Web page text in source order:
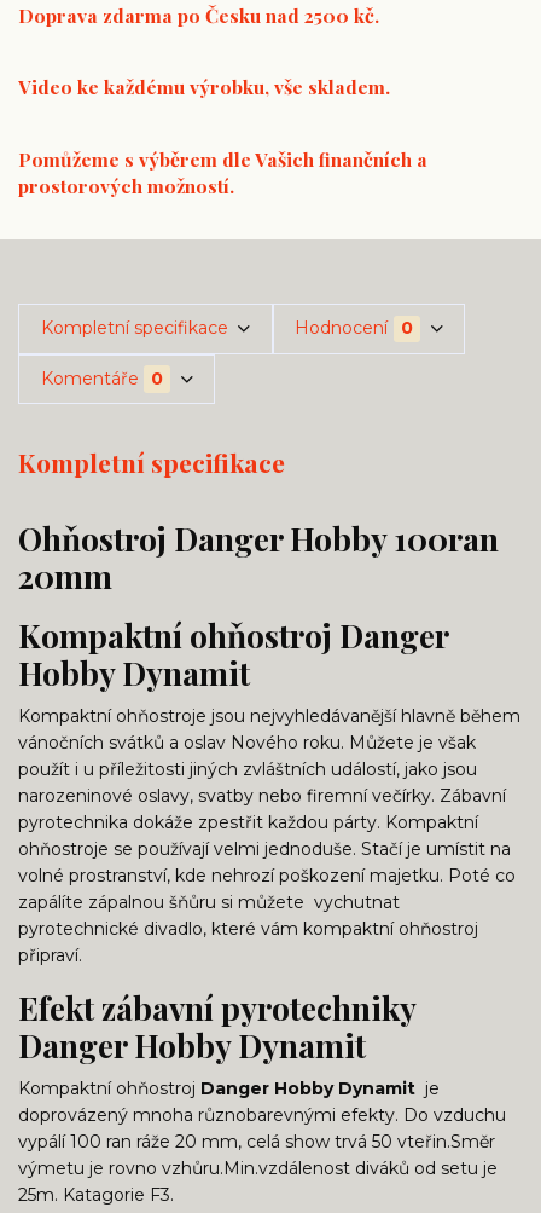
Doprava zdarma po Česku nad 2500 kč.
Video ke každému výrobku, vše skladem.
Pomůžeme s výběrem dle Vašich finančních a
prostorových možností.
Kompletní specifikace Hodnocení 0
Komentáře 0
Kompletní specifikace
Ohňostroj Danger Hobby 100ran
20mm
Kompaktní ohňostroj Danger
Hobby Dynamit
Kompaktní ohňostroje jsou nejvyhledávanější hlavně během
vánočních svátků a oslav Nového roku. Můžete je však
použít i u příležitosti jiných zvláštních událostí, jako jsou
narozeninové oslavy, svatby nebo firemní večírky. Zábavní
pyrotechnika dokáže zpestřit každou párty. Kompaktní
ohňostroje se používají velmi jednoduše. Stačí je umístit na
volné prostranství, kde nehrozí poškození majetku. Poté co
zapálíte zápalnou šňůru si můžete vychutnat
pyrotechnické divadlo, které vám kompaktní ohňostroj
připraví.
Efekt zábavní pyrotechniky
Danger Hobby Dynamit
Kompaktní ohňostroj Danger Hobby Dynamit je
doprovázený mnoha různobarevnými efekty. Do vzduchu
vypálí 100 ran ráže 20 mm, celá show trvá 50 vteřin.Směr
výmetu je rovno vzhůru.Min.vzdálenost diváků od setu je
25m. Katagorie F3.